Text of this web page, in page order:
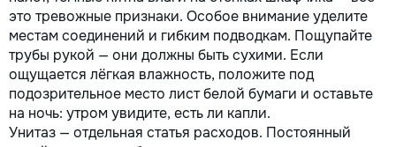
это тревожные признаки. Особое внимание уделите
местам соединений и гибким подводкам. Пощупайте
трубы рукой — они должны быть сухими. Если
ощущается лёгкая влажность, положите под
подозрительное место лист белой бумаги и оставьте
на ночь: утром увидите, есть ли капли.
Унитаз — отдельная статья расходов. Постоянный